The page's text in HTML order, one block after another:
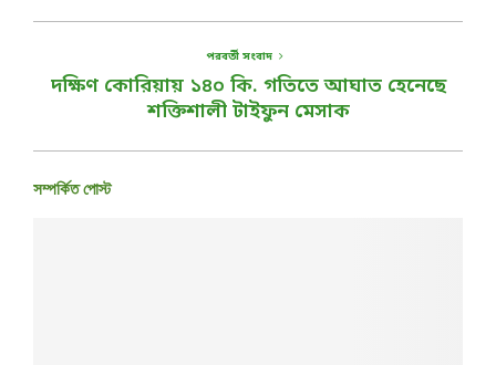
পরবর্তী সংবাদ
দক্ষিণ কোরিয়ায় ১৪০ কি. গতিতে আঘাত হেনেছে
শক্তিশালী টাইফুন মেসাক
সম্পর্কিত পোস্ট